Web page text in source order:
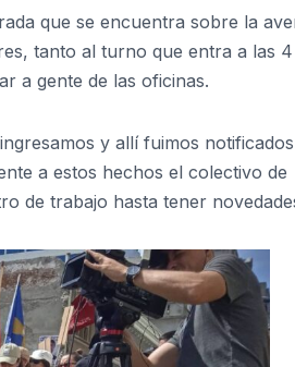
que se encuentra sobre la
tanto al turno que entra a las 4
a gente de las oficinas.
y allí fuimos
a estos hechos el colectivo de
de trabajo hasta tener